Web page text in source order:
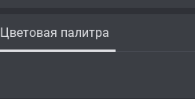
Цветовая палитра